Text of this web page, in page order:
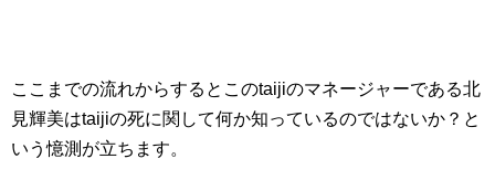
ここまでの流れからするとこのtaijiのマネージャーである北
見輝美はtaijiの死に関して何か知っているのではないか？と
いう憶測が立ちます。